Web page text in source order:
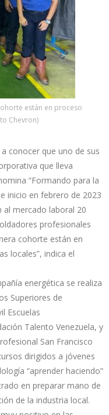
están en proceso
Chevron)
conocer que uno de sus
que lleva
“Formando para la
inicio en febrero de 2023
al mercado laboral 20
profesionales
cohorte están en
locales”, indica el
energética se realiza
Superiores de
Escuelas
Talento Venezuela, y
San Francisco
dirigidos a jóvenes
“aprender haciendo”
en preparar mano de
de la industria local.